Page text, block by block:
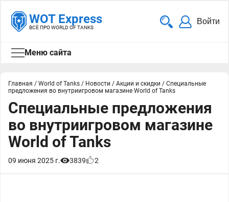
WOT Express
ВСЁ ПРО WORLD OF TANKS
Войти
Меню сайта
Главная / World of Tanks / Новости / Акции и скидки / Специальные
предложения во внутриигровом магазине World of Tanks
Специальные предложения
во внутриигровом магазине
World of Tanks
09 июня 2025 г. 3839 2